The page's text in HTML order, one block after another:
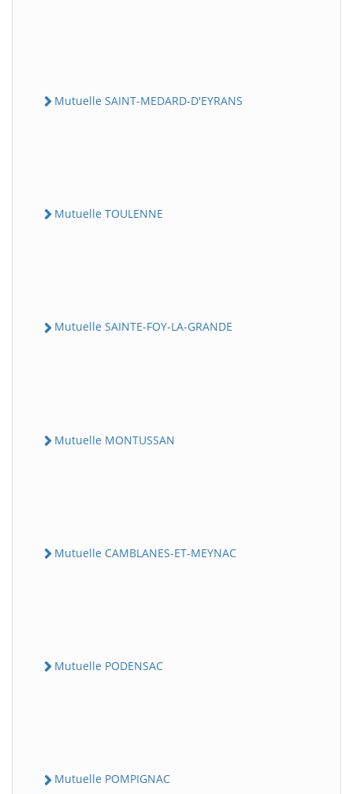
Mutuelle SAINT-MEDARD-D'EYRANS
Mutuelle TOULENNE
Mutuelle SAINTE-FOY-LA-GRANDE
Mutuelle MONTUSSAN
Mutuelle CAMBLANES-ET-MEYNAC
Mutuelle PODENSAC
Mutuelle POMPIGNAC